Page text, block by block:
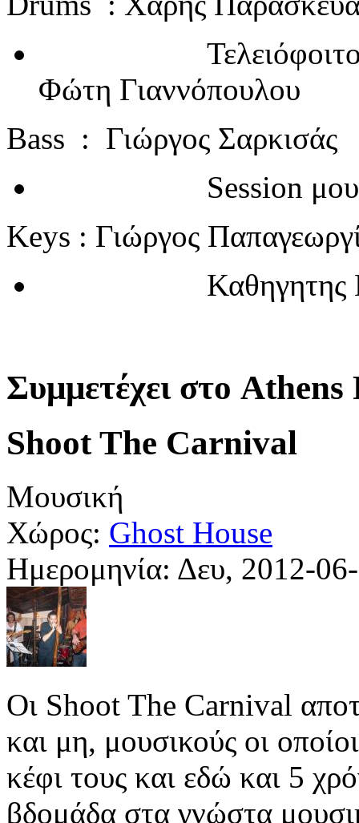
Τελειόφοιτος
Φώτη Γιαννόπουλου
Bass : Γιώργος Σαρκισάς
Session
Keys : Γιώργος
Καθηγητης
Συμμετέχει στο
Shoot The Carnival
Μουσική
Χώρος: Ghost House
Ημερομηνία: Δευ, 2012-
Οι Shoot The Carnival
και μη, μουσικούς οι
κέφι τους και εδώ και 5
βδομάδα στα γνώστα